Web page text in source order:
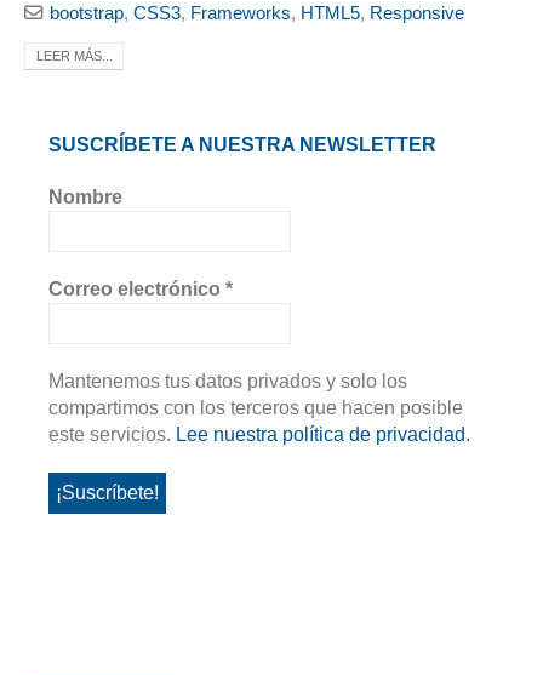
bootstrap,CSS3, Frameworks, HTML5, Responsive
LEER MÁS...
SUSCRÍBETE A NUESTRA NEWSLETTER
Nombre
Correo electrónico *
Mantenemos tus datos privados y solo los
compartimos con los terceros que hacen posible
este servicios. Lee nuestra política de privacidad.